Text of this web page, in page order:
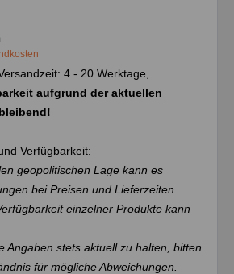
4 - 20 Werktage,
aufgrund der aktuellen
Verfügbarkeit:
geopolitischen Lage kann es
bei Preisen und Lieferzeiten
einzelner Produkte kann
Angaben stets aktuell zu halten, bitten
für mögliche Abweichungen.